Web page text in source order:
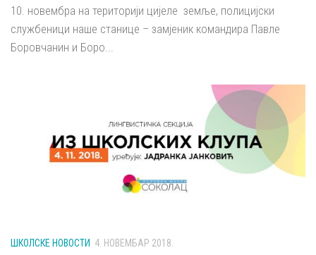
10. новембра на територији цијеле земље, полицијски
службеници наше станице – замјеник командира Павле
Боровчанин и Боро...
ШКОЛСКЕ НОВОСТИ 4. НОВЕМБАР 2018.